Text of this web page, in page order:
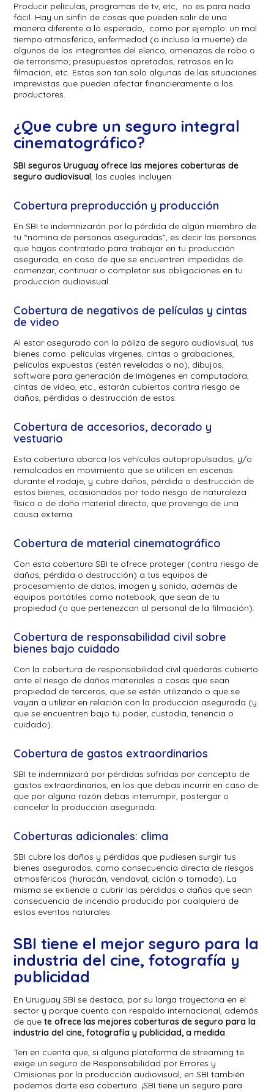
Producir películas, programas de tv, etc, no es para nada
fácil. Hay un sinfín de cosas que pueden salir de una
manera diferente a lo esperado, como por ejemplo: un mal
tiempo atmosférico, enfermedad (o incluso la muerte) de
algunos de los integrantes del elenco, amenazas de robo o
de terrorismo; presupuestos apretados, retrasos en la
filmación, etc. Estas son tan solo algunas de las situaciones
imprevistas que pueden afectar financieramente a los
productores.
¿Que cubre un seguro integral
cinematográfico?
SBI seguros Uruguay ofrece las mejores coberturas de
seguro audiovisual, las cuales incluyen:
Cobertura preproducción y producción
En SBI te indemnizarán por la pérdida de algún miembro de
tu “nómina de personas aseguradas”, es decir las personas
que hayas contratado para trabajar en tu producción
asegurada, en caso de que se encuentren impedidas de
comenzar, continuar o completar sus obligaciones en tu
producción audiovisual.
Cobertura de negativos de películas y cintas
de video
Al estar asegurado con la póliza de seguro audiovisual, tus
bienes como: películas vírgenes, cintas o grabaciones,
películas expuestas (estén reveladas o no), dibujos,
software para generación de imágenes en computadora,
cintas de video, etc., estarán cubiertos contra riesgo de
daños, pérdidas o destrucción de estos.
Cobertura de accesorios, decorado y
vestuario
Esta cobertura abarca los vehículos autopropulsados, y/o
remolcados en movimiento que se utilicen en escenas
durante el rodaje, y cubre daños, pérdida o destrucción de
estos bienes, ocasionados por todo riesgo de naturaleza
física o de daño material directo, que provenga de una
causa externa.
Cobertura de material cinematográfico
Con esta cobertura SBI te ofrece proteger (contra riesgo de
daños, pérdida o destrucción) a tus equipos de
procesamiento de datos, imagen y sonido, además de
equipos portátiles como notebook, que sean de tu
propiedad (o que pertenezcan al personal de la filmación).
Cobertura de responsabilidad civil sobre
bienes bajo cuidado
Con la cobertura de responsabilidad civil quedarás cubierto
ante el riesgo de daños materiales a cosas que sean
propiedad de terceros, que se estén utilizando o que se
vayan a utilizar en relación con la producción asegurada (y
que se encuentren bajo tu poder, custodia, tenencia o
cuidado).
Cobertura de gastos extraordinarios
SBI te indemnizará por pérdidas sufridas por concepto de
gastos extraordinarios, en los que debas incurrir en caso de
que por alguna razón debas interrumpir, postergar o
cancelar la producción asegurada.
Coberturas adicionales: clima
SBI cubre los daños y pérdidas que pudiesen surgir tus
bienes asegurados, como consecuencia directa de riesgos
atmosféricos (huracán, vendaval, ciclón o tornado). La
misma se extiende a cubrir las pérdidas o daños que sean
consecuencia de incendio producido por cualquiera de
estos eventos naturales.
SBI tiene el mejor seguro para la
industria del cine, fotografía y
publicidad
En Uruguay SBI se destaca, por su larga trayectoria en el
sector y porque cuenta con respaldo internacional, además
de quete ofrece las mejores coberturas de seguro para la
industria del cine, fotografía y publicidad, a medida.
Ten en cuenta que, si alguna plataforma de streaming te
exige un seguro de Responsabilidad por Errores y
Omisiones por la producción audiovisual, en SBI también
podemos darte esa cobertura. ¡SBI tiene un seguro para